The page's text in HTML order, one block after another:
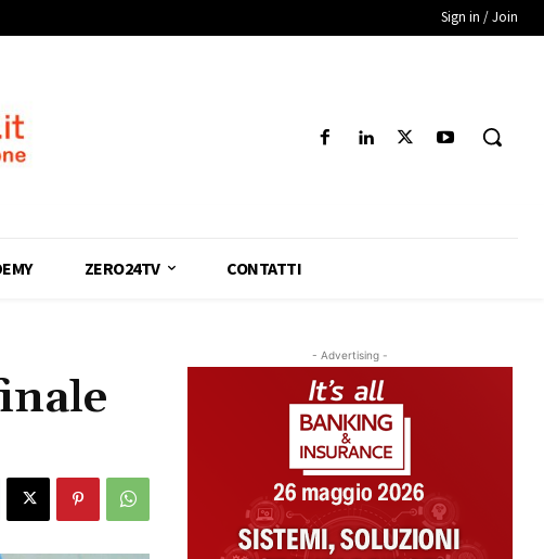
Sign in / Join
ZERO24TV CONTATTI
- Advertising -